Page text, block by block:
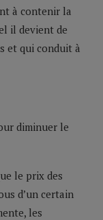
à contenir la
il devient de
et qui conduit à
diminuer le
le prix des
d’un certain
les